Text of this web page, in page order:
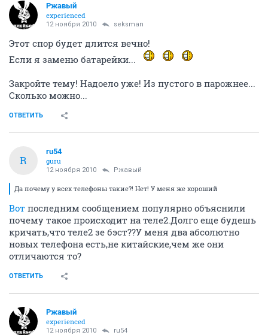
Ржавый
experienced
12 ноября 2010 seksman
Этот спор будет длится вечно!
Если я заменю батарейки...
Закройте тему! Надоело уже! Из пустого в парожнее...
Сколько можно...
ОТВЕТИТЬ
R
ru54
guru
12 ноября 2010 Ржавый
Да почему у всех телефоны такие?! Нет! У меня же хороший
Вот последним сообщением популярно объяснили
почему такое происходит на теле2.Долго еще будешь
кричать,что теле2 зе бэст??У меня два абсолютно
новых телефона есть,не китайские,чем же они
отличаются то?
ОТВЕТИТЬ
Ржавый
experienced
12 ноября 2010 ru54